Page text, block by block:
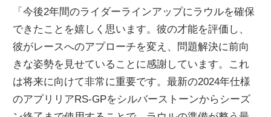
「今後2年間のライダーラインアップにラウルを確保
できたことを嬉しく思います。彼の才能を評価し、
彼がレースへのアプローチを変え、問題解決に前向
きな姿勢を見せていることに感謝しています。これ
は将来に向けて非常に重要です。最新の2024年仕様
のアプリリアRS-GPをシルバーストーンからシーズ